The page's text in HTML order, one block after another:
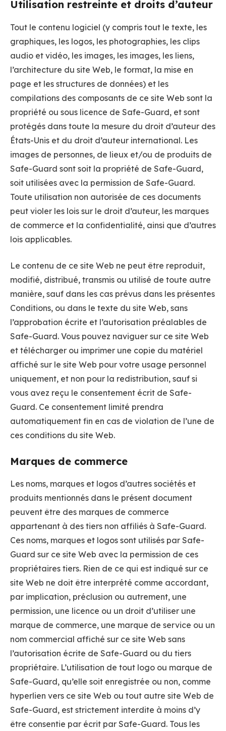
Utilisation restreinte et droits d’auteur
Tout le contenu logiciel (y compris tout le texte, les
graphiques, les logos, les photographies, les clips
audio et vidéo, les images, les images, les liens,
l’architecture du site Web, le format, la mise en
page et les structures de données) et les
compilations des composants de ce site Web sont la
propriété ou sous licence de Safe-Guard, et sont
protégés dans toute la mesure du droit d’auteur des
États-Unis et du droit d’auteur international. Les
images de personnes, de lieux et/ou de produits de
Safe-Guard sont soit la propriété de Safe-Guard,
soit utilisées avec la permission de Safe-Guard.
Toute utilisation non autorisée de ces documents
peut violer les lois sur le droit d’auteur, les marques
de commerce et la confidentialité, ainsi que d’autres
lois applicables.
Le contenu de ce site Web ne peut être reproduit,
modifié, distribué, transmis ou utilisé de toute autre
manière, sauf dans les cas prévus dans les présentes
Conditions, ou dans le texte du site Web, sans
l’approbation écrite et l’autorisation préalables de
Safe-Guard. Vous pouvez naviguer sur ce site Web
et télécharger ou imprimer une copie du matériel
affiché sur le site Web pour votre usage personnel
uniquement, et non pour la redistribution, sauf si
vous avez reçu le consentement écrit de Safe-
Guard. Ce consentement limité prendra
automatiquement fin en cas de violation de l’une de
ces conditions du site Web.
Marques de commerce
Les noms, marques et logos d’autres sociétés et
produits mentionnés dans le présent document
peuvent être des marques de commerce
appartenant à des tiers non affiliés à Safe-Guard.
Ces noms, marques et logos sont utilisés par Safe-
Guard sur ce site Web avec la permission de ces
propriétaires tiers. Rien de ce qui est indiqué sur ce
site Web ne doit être interprété comme accordant,
par implication, préclusion ou autrement, une
permission, une licence ou un droit d’utiliser une
marque de commerce, une marque de service ou un
nom commercial affiché sur ce site Web sans
l’autorisation écrite de Safe-Guard ou du tiers
propriétaire. L’utilisation de tout logo ou marque de
Safe-Guard, qu’elle soit enregistrée ou non, comme
hyperlien vers ce site Web ou tout autre site Web de
Safe-Guard, est strictement interdite à moins d’y
être consentie par écrit par Safe-Guard. Tous les